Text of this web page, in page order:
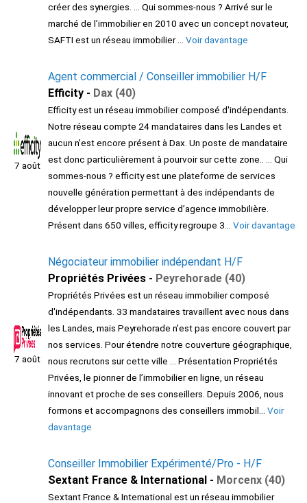
créer des synergies. ... Qui sommes-nous ? Arrivé sur le
marché de l’immobilier en 2010 avec un concept novateur,
SAFTI est un réseau immobilier ... Voir davantage
7 août
Agent commercial / Conseiller immobilier H/F
Efficity - Dax (40)
Efficity est un réseau immobilier composé d'indépendants.
Notre réseau compte 24 mandataires dans les Landes et
aucun n'est encore présent à Dax. Un poste de mandataire
est donc particulièrement à pourvoir sur cette zone.. ... Qui
sommes-nous ? efficity est une plateforme de services
nouvelle génération permettant à des indépendants de
développer leur propre service d’agence immobilière.
Présent dans 650 villes, efficity regroupe 3... Voir davantage
7 août
Négociateur immobilier indépendant H/F
Propriétés Privées - Peyrehorade (40)
Propriétés Privées est un réseau immobilier composé
d'indépendants. 33 mandataires travaillent avec nous dans
les Landes, mais Peyrehorade n'est pas encore couvert par
nos services. Pour étendre notre couverture géographique,
nous recrutons sur cette ville ... Présentation Propriétés
Privées, le pionner de l’immobilier en ligne, un réseau
innovant et proche de ses conseillers. Depuis 2006, nous
formons et accompagnons des conseillers immobil... Voir
davantage
Conseiller Immobilier Expérimenté/Pro - H/F
Sextant France & International - Morcenx (40)
Sextant France & International est un réseau immobilier